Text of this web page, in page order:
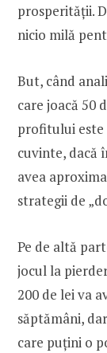
prosperității.
nicio milă
But, când
care joacă 50
profitului este
cuvinte, dacă
avea
strategii de
Pe de altă
jocul la
200 de lei va
săptămâni,
care puțini o